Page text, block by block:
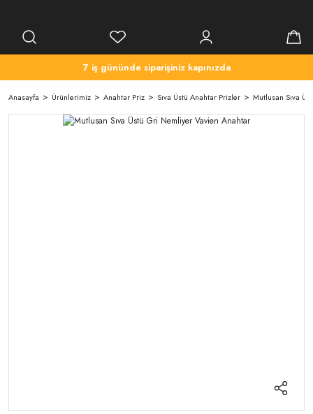
7 iş gününde siparişiniz kapınızda
Anasayfa Ürünlerimiz Anahtar Priz Sıva Üstü Anahtar Prizler Mutlusan Sıva